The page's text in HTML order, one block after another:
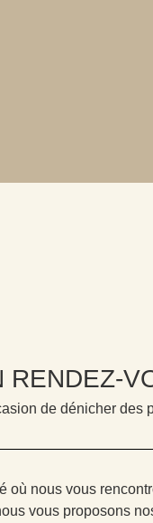
RENDEZ-
de dénicher des
où nous vous
vous proposons